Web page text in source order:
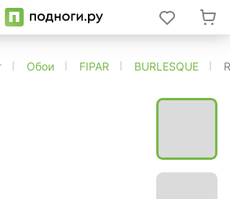
Обои FIPAR BURLESQUE